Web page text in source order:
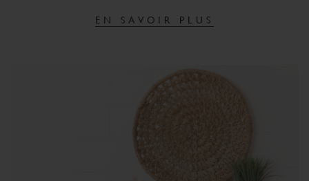
EN SAVOIR PLUS